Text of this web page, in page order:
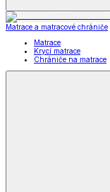
Matrace a matracové chrániče
Matrace
Krycí matrace
Chrániče na matrace